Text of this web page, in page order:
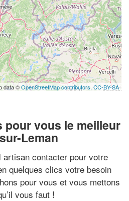
data ©OpenStreetMap contributors, CC-BY-SA
pour vous le meilleur
Leman
artisan contacter pour votre
quelques clics votre besoin
pour vous et vous mettons
vous faut !